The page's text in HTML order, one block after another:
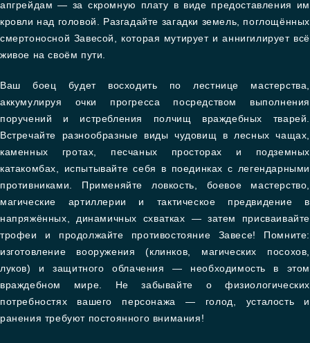
апгрейдам — за скромную плату в виде предоставления им
кровли над головой. Разгадайте загадки земель, поглощённых
смертоносной Завесой, которая мутирует и аннигилирует всё
живое на своём пути.
Ваш боец будет восходить по лестнице мастерства,
аккумулируя очки прогресса посредством выполнения
поручений и истребления полчищ враждебных тварей.
Встречайте разнообразные виды чудовищ в лесных чащах,
каменных гротах, песчаных просторах и подземных
катакомбах, испытывайте себя в поединках с легендарными
противниками. Применяйте ловкость, боевое мастерство,
магические артиллерии и тактическое предвидение в
напряжённых, динамичных схватках — затем присваивайте
трофеи и продолжайте противостояние Завесе! Помните:
изготовление вооружения (клинков, магических посохов,
луков) и защитного облачения — необходимость в этом
враждебном мире. Не забывайте о физиологических
потребностях вашего персонажа — голод, усталость и
ранения требуют постоянного внимания!